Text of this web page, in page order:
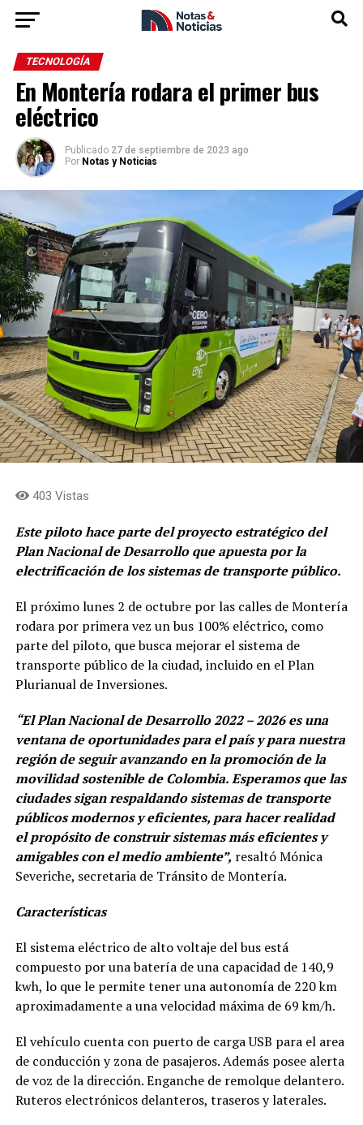
TECNOLOGÍA
En Montería rodara el primer bus
eléctrico
Publicado 27 de septiembre de 2023 ago
Por Notas y Noticias
403 Vistas
Este piloto hace parte del proyecto estratégico del
Plan Nacional de Desarrollo que apuesta por la
electrificación de los sistemas de transporte público.
El próximo lunes 2 de octubre por las calles de Montería
rodara por primera vez un bus 100% eléctrico, como
parte del piloto, que busca mejorar el sistema de
transporte público de la ciudad, incluido en el Plan
Plurianual de Inversiones.
“El Plan Nacional de Desarrollo 2022 – 2026 es una
ventana de oportunidades para el país y para nuestra
región de seguir avanzando en la promoción de la
movilidad sostenible de Colombia. Esperamos que las
ciudades sigan respaldando sistemas de transporte
públicos modernos y eficientes, para hacer realidad
el propósito de construir sistemas más eficientes y
amigables con el medio ambiente”, resaltó Mónica
Severiche, secretaria de Tránsito de Montería.
Características
El sistema eléctrico de alto voltaje del bus está
compuesto por una batería de una capacidad de 140,9
kwh, lo que le permite tener una autonomía de 220 km
aproximadamente a una velocidad máxima de 69 km/h.
El vehículo cuenta con puerto de carga USB para el area
de conducción y zona de pasajeros. Además posee alerta
de voz de la dirección. Enganche de remolque delantero.
Ruteros electrónicos delanteros, traseros y laterales.